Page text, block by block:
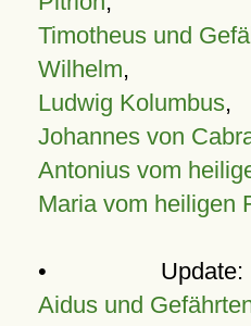
Timotheus und
Wilhelm,
Ludwig Kolumbus,
Johannes von
Antonius vom
Maria vom heiligen
•
Aidus und